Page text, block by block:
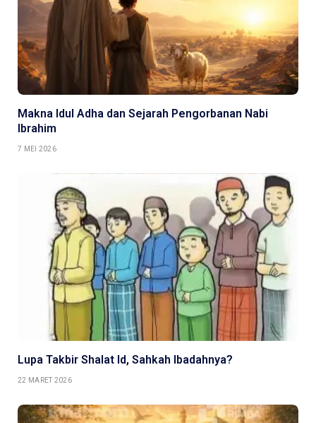
Makna Idul Adha dan Sejarah Pengorbanan Nabi
Ibrahim
7 MEI 2026
Lupa Takbir Shalat Id, Sahkah Ibadahnya?
22 MARET 2026